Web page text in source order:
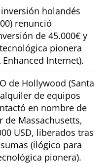
holandés
renunció
de 45.000€ y
pionera
Enhanced Internet).
de Hollywood (Santa
de equipos
en nombre de
de Massachusetts,
USD, liberados tras
(ilógico para
pionera).